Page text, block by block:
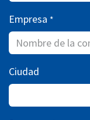
Empresa *
Ciudad